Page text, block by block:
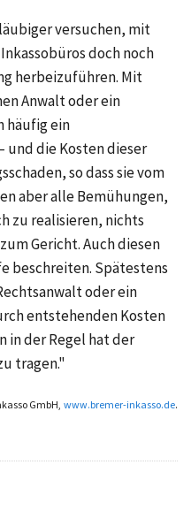
versuchen, mit
doch noch
herbeizuführen. Mit
Anwalt oder ein
häufig ein
und die Kosten dieser
so dass sie vom
aber alle Bemühungen,
zu realisieren, nichts
Gericht. Auch diesen
beschreiten. Spätestens
oder ein
entstehenden Kosten
in der Regel hat der
tragen."
GmbH, www.bremer-inkasso.de.